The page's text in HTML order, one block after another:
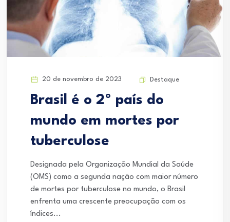
20 de novembro de 2023 Destaque
Brasil é o 2º país do
mundo em mortes por
tuberculose
Designada pela Organização Mundial da Saúde
(OMS) como a segunda nação com maior número
de mortes por tuberculose no mundo, o Brasil
enfrenta uma crescente preocupação com os
índices...